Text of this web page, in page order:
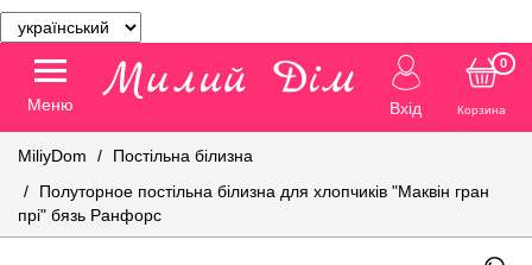
Меню Вхід Корзина
0
MiliyDom
Постільна білизна
Полуторное постільна білизна для хлопчиків "Маквін гран
прі" бязь Ранфорс